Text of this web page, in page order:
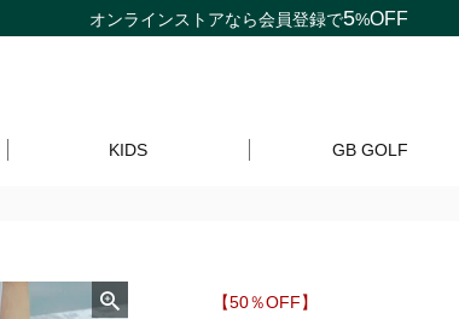
オンラインストアなら会員登録で5%OFF
KIDS GB GOLF
【50％OFF】